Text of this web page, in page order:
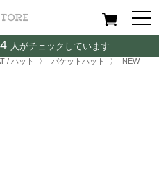
Men
/ ハット 〉
NEW ERA BUCKET01 REV
/ ハット 〉 バケットハット 〉
NEW
4 人がチェックしています